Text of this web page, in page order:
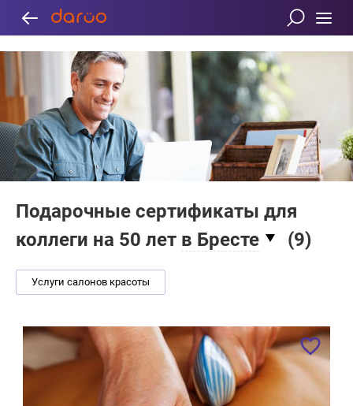
Подарочные сертификаты для
коллеги на 50 лет в Бресте (9)
Услуги салонов красоты